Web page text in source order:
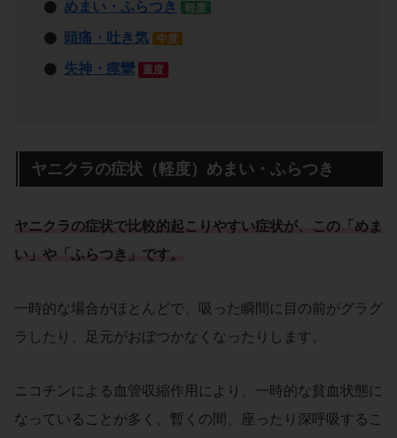
めまい・ふらつき 軽度
頭痛・吐き気 中度
失神・痙攣 重度
ヤニクラの症状（軽度）めまい・ふらつき
ヤニクラの症状で比較的起こりやすい症状が、この「めま
い」や「ふらつき」です。
一時的な場合がほとんどで、吸った瞬間に目の前がグラグ
ラしたり、足元がおぼつかなくなったりします。
ニコチンによる血管収縮作用により、一時的な貧血状態に
なっていることが多く、暫くの間、座ったり深呼吸するこ